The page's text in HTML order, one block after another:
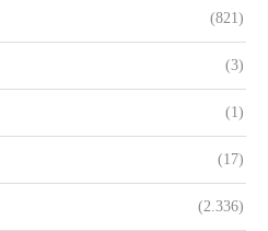
(821)
(3)
(1)
(17)
(2.336)